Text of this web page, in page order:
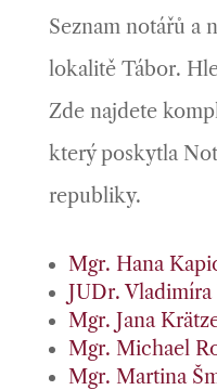
Seznam notářů a
lokalitě Tábor.
Zde najdete
který poskytla
republiky.
Mgr. Hana
JUDr.
Mgr. Jana
Mgr. Michael
Mgr. Martina